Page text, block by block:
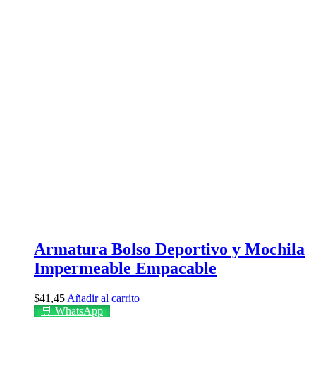
Armatura Bolso Deportivo y Mochila
Impermeable Empacable
$41,45 Añadir al carrito
🛒 WhatsApp